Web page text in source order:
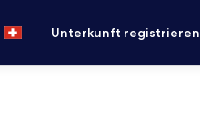
Unterkunft registrieren